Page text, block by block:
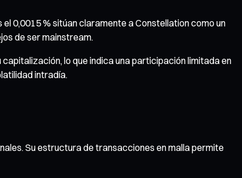
0,0015 % sitúan claramente a Constellation como un
de ser mainstream.
lo que indica una participación limitada en
intradía.
Su estructura de transacciones en malla permite